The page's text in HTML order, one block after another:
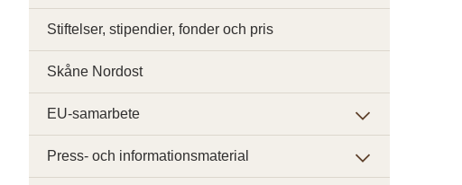
Stiftelser, stipendier, fonder och pris
Skåne Nordost
EU-samarbete
Press- och informationsmaterial